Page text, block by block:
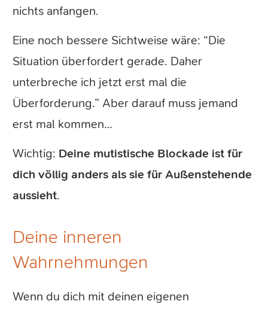
nichts anfangen.
Eine noch bessere Sichtweise wäre: “Die
Situation überfordert gerade. Daher
unterbreche ich jetzt erst mal die
Überforderung.” Aber darauf muss jemand
erst mal kommen…
Wichtig: Deine mutistische Blockade ist für
dich völlig anders als sie für Außenstehende
aussieht.
Deine inneren
Wahrnehmungen
Wenn du dich mit deinen eigenen